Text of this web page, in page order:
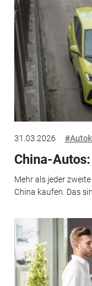
31.03.2026
China-
Mehr als jeder
China kaufen. Das